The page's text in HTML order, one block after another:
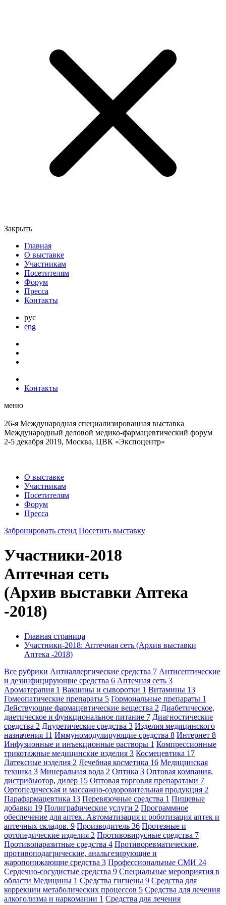
Закрыть
Главная
О выставке
Участникам
Посетителям
Форум
Пресса
Контакты
рус
eng
Контакты
меню
26-я Международная специализированная выставка
Международный деловой медико-фармацевтический форум
2-5 декабря 2019, Москва, ЦВК «Экспоцентр»
О выставке
Участникам
Посетителям
Форум
Пресса
Забронировать стенд Посетить выставку
Участники-2018
Аптечная сеть
(Архив выставки Аптека
-2018)
Главная страница
Участники-2018: Аптечная сеть (Архив выставки
Аптека -2018)
Все рубрики Антиаллергические средства 7 Антисептические
и дезинфицирующие средства 6 Аптечная сеть 3
Ароматерапия 1 Вакцины и сыворотки 1 Витамины 13
Гомеопатические препараты 5 Гормональные препараты 1
Действующие фармацевтические вещества 2 Диабетическое,
диетическое и функциональное питание 7 Диагностические
средства 2 Диуретические средства 3 Изделия медицинского
назначения 11 Иммуномодулирующие средства 8 Интернет 8
Инфузионные и инъекционные растворы 1 Компрессионные
трикотажные медицинские изделия 3 Космецевтика 17
Латексные изделия 2 Лечебная косметика 16 Медицинская
техника 3 Минеральная вода 2 Оптика 3 Оптовая компания,
дистрибьютор, дилер 15 Оптовая торговля препаратами 7
Ортопедическая и массажно-оздоровительная продукция 2
Парафармацевтика 13 Перевязочные средства 1 Пищевые
добавки 19 Полиграфические услуги 2 Программное
обеспечение для аптек. Автоматизация и роботизация аптек и
аптечных складов. 9 Производитель 36 Протезные и
ортопедические изделия 2 Противовирусные средства 7
Противопаразитные средства 4 Противоревматические,
противоподагрические, анальгезирующие и
жаропонижающие средства 3 Профессиональные СМИ 24
Сердечно-сосудистые средства 9 Специальные мероприятия в
области Медицины 1 Средства гигиены 9 Средства для
коррекции метаболических процессов 5 Средства для лечения
алкоголизма и наркомании 1 Средства для лечения